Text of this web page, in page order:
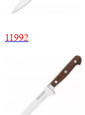
11992